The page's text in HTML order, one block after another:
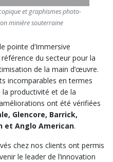
et graphismes photo-
minière souterraine
pointe d’Immersive
du secteur pour la
de la main d’œuvre.
incomparables en termes
la productivité et de la
ont été vérifiées
Glencore, Barrick,
et Anglo American.
chez nos clients ont permis
le leader de l’innovation